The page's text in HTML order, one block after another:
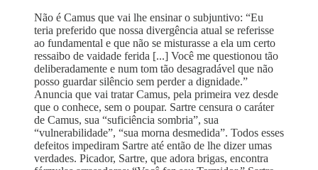
Não é Camus que vai lhe ensinar o subjuntivo: “Eu
teria preferido que nossa divergência atual se referisse
ao fundamental e que não se misturasse a ela um certo
ressaibo de vaidade ferida [...] Você me questionou tão
deliberadamente e num tom tão desagradável que não
posso guardar silêncio sem perder a dignidade.”
Anuncia que vai tratar Camus, pela primeira vez desde
que o conhece, sem o poupar. Sartre censura o caráter
de Camus, sua “suficiência sombria”, sua
“vulnerabilidade”, “sua morna desmedida”. Todos esses
defeitos impediram Sartre até então de lhe dizer umas
verdades. Picador, Sartre, que adora brigas, encontra